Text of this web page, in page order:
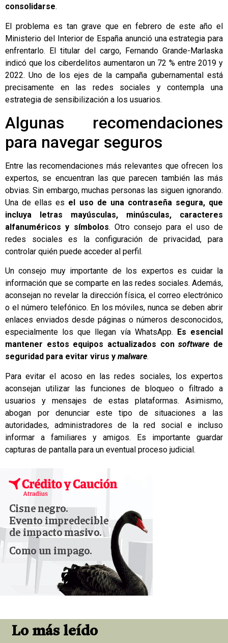
consolidarse.
El problema es tan grave que en febrero de este año el
Ministerio del Interior de España anunció una estrategia para
enfrentarlo. El titular del cargo, Fernando Grande-Marlaska
indicó que los ciberdelitos aumentaron un 72 % entre 2019 y
2022. Uno de los ejes de la campaña gubernamental está
precisamente en las redes sociales y contempla una
estrategia de sensibilización a los usuarios.
Algunas recomendaciones
para navegar seguros
Entre las recomendaciones más relevantes que ofrecen los
expertos, se encuentran las que parecen también las más
obvias. Sin embargo, muchas personas las siguen ignorando.
Una de ellas es el uso de una contraseña segura, que
incluya letras mayúsculas, minúsculas, caracteres
alfanuméricos y símbolos. Otro consejo para el uso de
redes sociales es la configuración de privacidad, para
controlar quién puede acceder al perfil.
Un consejo muy importante de los expertos es cuidar la
información que se comparte en las redes sociales. Además,
aconsejan no revelar la dirección física, el correo electrónico
o el número telefónico. En los móviles, nunca se deben abrir
enlaces enviados desde páginas o números desconocidos,
especialmente los que llegan vía WhatsApp.
Es esencial
mantener estos equipos actualizados consoftware de
seguridad para evitar virus y malware.
Para evitar el acoso en las redes sociales, los expertos
aconsejan utilizar las funciones de bloqueo o filtrado a
usuarios y mensajes de estas plataformas. Asimismo,
abogan por denunciar este tipo de situaciones a las
autoridades, administradores de la red social e incluso
informar a familiares y amigos. Es importante guardar
capturas de pantalla para un eventual proceso judicial.
Lo más leído